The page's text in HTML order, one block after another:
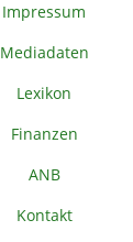
Impressum
Mediadaten
Lexikon
Finanzen
ANB
Kontakt